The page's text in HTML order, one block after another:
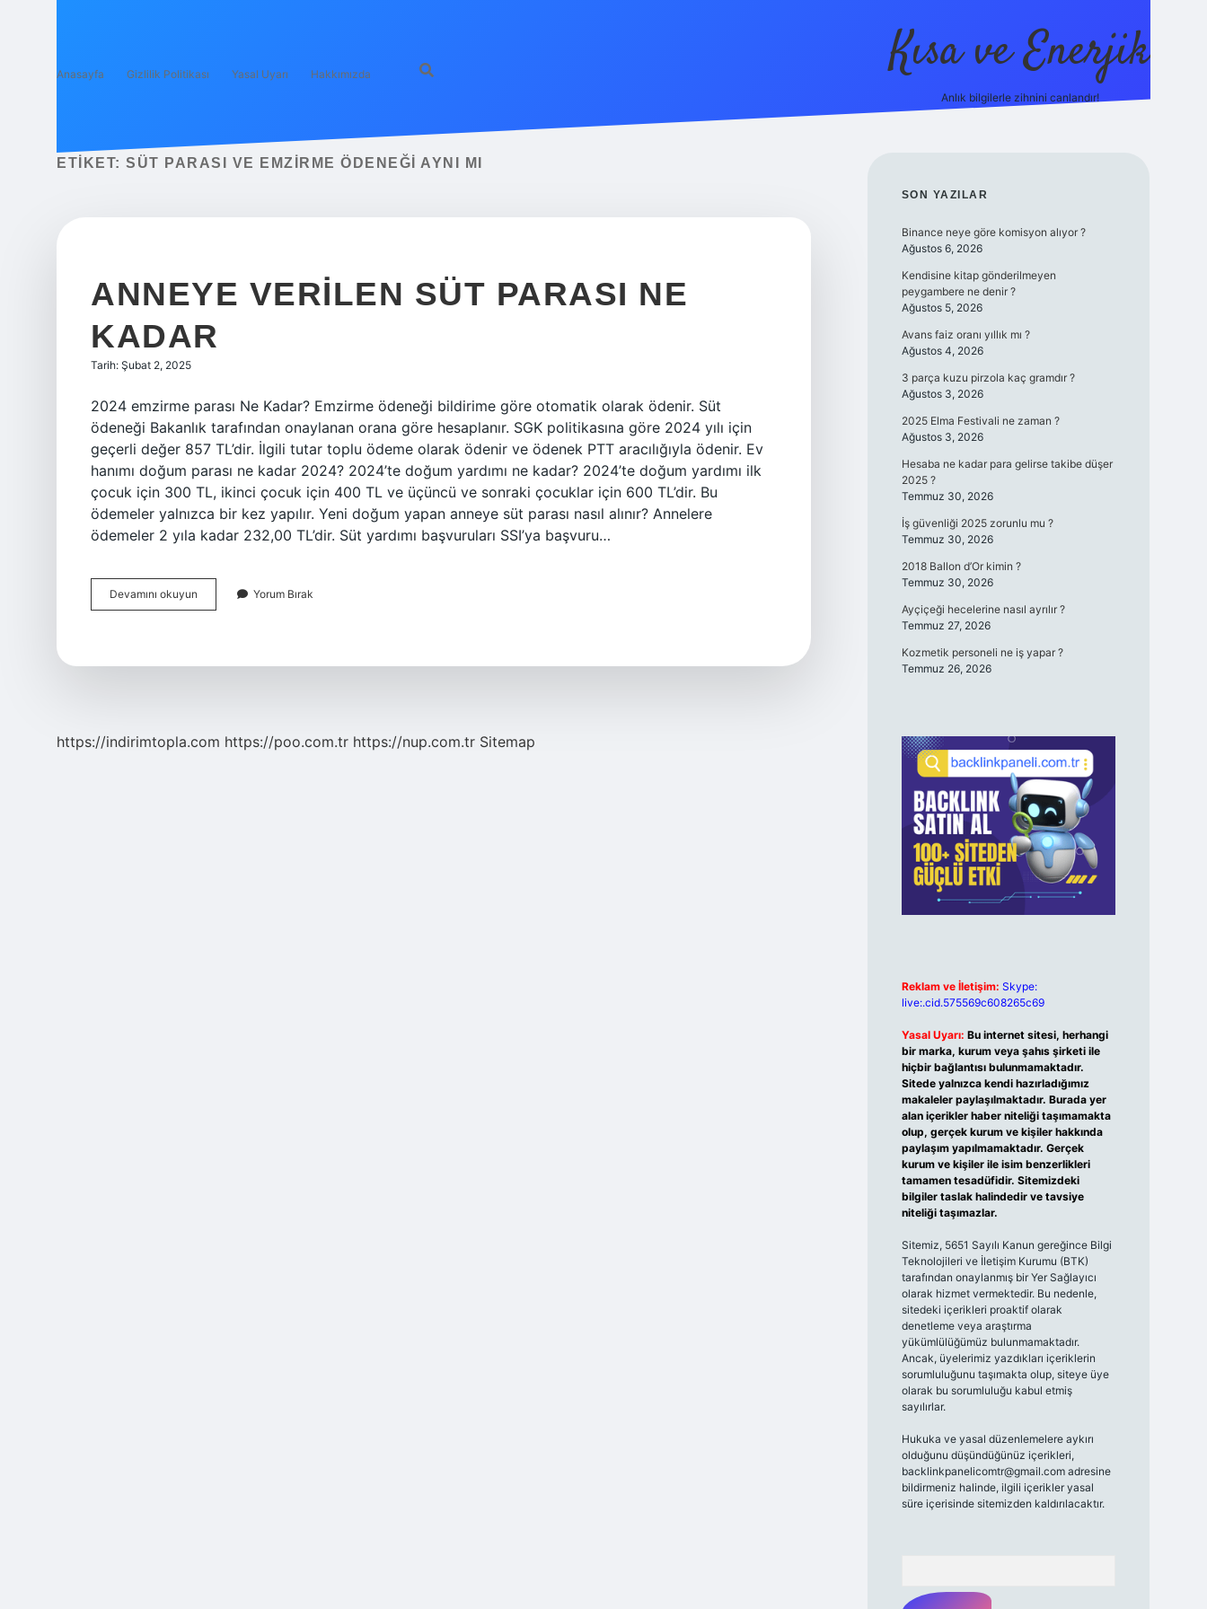
Anasayfa Gizlilik Politikası Yasal Uyarı Hakkımızda Kısa ve Enerjik
Anlık bilgilerle zihnini canlandır!
ETIKET: SÜT PARASI VE EMZIRME ÖDENEĞI AYNI MI
ANNEYE VERILEN SÜT PARASI NE
KADAR
Tarih: Şubat 2, 2025
2024 emzirme parası Ne Kadar? Emzirme ödeneği bildirime göre otomatik olarak ödenir. Süt
ödeneği Bakanlık tarafından onaylanan orana göre hesaplanır. SGK politikasına göre 2024 yılı için
geçerli değer 857 TL’dir. İlgili tutar toplu ödeme olarak ödenir ve ödenek PTT aracılığıyla ödenir. Ev
hanımı doğum parası ne kadar 2024? 2024’te doğum yardımı ne kadar? 2024’te doğum yardımı ilk
çocuk için 300 TL, ikinci çocuk için 400 TL ve üçüncü ve sonraki çocuklar için 600 TL’dir. Bu
ödemeler yalnızca bir kez yapılır. Yeni doğum yapan anneye süt parası nasıl alınır? Annelere
ödemeler 2 yıla kadar 232,00 TL’dir. Süt yardımı başvuruları SSI’ya başvuru…
Devamını okuyun
Verilen
Yorum Bırak
https://indirimtopla.com https://poo.com.tr https://nup.com.tr Sitemap
SIDEBAR
SON YAZILAR
Binance neye göre komisyon alıyor ?
Ağustos 6, 2026
Kendisine kitap gönderilmeyen
peygambere ne denir ?
Ağustos 5, 2026
Avans faiz oranı yıllık mı ?
Ağustos 4, 2026
3 parça kuzu pirzola kaç gramdır ?
Ağustos 3, 2026
2025 Elma Festivali ne zaman ?
Ağustos 3, 2026
Hesaba ne kadar para gelirse takibe düşer
2025 ?
Temmuz 30, 2026
İş güvenliği 2025 zorunlu mu ?
Temmuz 30, 2026
2018 Ballon d’Or kimin ?
Temmuz 30, 2026
Ayçiçeği hecelerine nasıl ayrılır ?
Temmuz 27, 2026
Kozmetik personeli ne iş yapar ?
Temmuz 26, 2026
Reklam ve İletişim: Skype:
live:.cid.575569c608265c69
Yasal Uyarı: Bu internet sitesi, herhangi
bir marka, kurum veya şahıs şirketi ile
hiçbir bağlantısı bulunmamaktadır.
Sitede yalnızca kendi hazırladığımız
makaleler paylaşılmaktadır. Burada yer
alan içerikler haber niteliği taşımamakta
olup, gerçek kurum ve kişiler hakkında
paylaşım yapılmamaktadır. Gerçek
kurum ve kişiler ile isim benzerlikleri
tamamen tesadüfidir. Sitemizdeki
bilgiler taslak halindedir ve tavsiye
niteliği taşımazlar.
Sitemiz, 5651 Sayılı Kanun gereğince Bilgi
Teknolojileri ve İletişim Kurumu (BTK)
tarafından onaylanmış bir Yer Sağlayıcı
olarak hizmet vermektedir. Bu nedenle,
sitedeki içerikleri proaktif olarak
denetleme veya araştırma
yükümlülüğümüz bulunmamaktadır.
Ancak, üyelerimiz yazdıkları içeriklerin
sorumluluğunu taşımakta olup, siteye üye
olarak bu sorumluluğu kabul etmiş
sayılırlar.
Hukuka ve yasal düzenlemelere aykırı
olduğunu düşündüğünüz içerikleri,
backlinkpanelicomtr@gmail.comadresine
bildirmeniz halinde, ilgili içerikler yasal
süre içerisinde sitemizden kaldırılacaktır.